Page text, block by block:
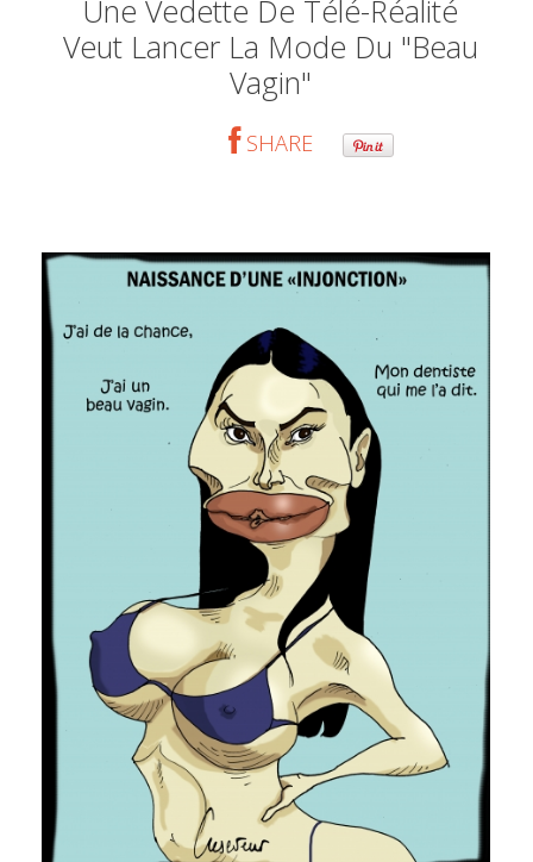
Une Vedette De Télé-Réalité
Veut Lancer La Mode Du "beau
Vagin"
SHARE